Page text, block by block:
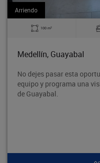
única. Contacta a nuestro
para descubrir la joya oculta